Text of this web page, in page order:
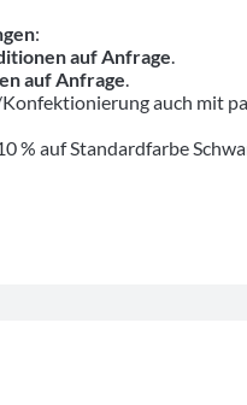
:
auf Anfrage.
auf Anfrage.
auch mit
% auf Standardfarbe